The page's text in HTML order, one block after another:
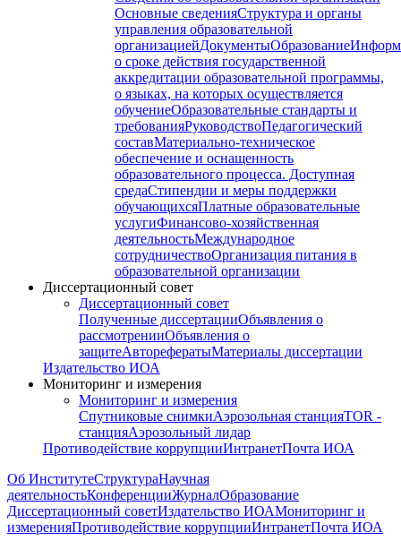
Основные сведенияСтруктура и органы
управления образовательной
организациейДокументыОбразование
о сроке действия государственной
аккредитации образовательной программы,
о языках, на которых осуществляется
обучениеОбразовательные стандарты и
требованияРуководствоПедагогический
составМатериально-техническое
обеспечение и оснащенность
образовательного процесса. Доступная
средаСтипендии и меры поддержки
обучающихсяПлатные образовательные
услугиФинансово-хозяйственная
деятельностьМеждународное
сотрудничествоОрганизация питания в
образовательной организации
Диссертационный совет
Диссертационный совет
Полученные диссертацииОбъявления о
рассмотренииОбъявления о
защитеАвторефератыМатериалы диссертации
Издательство ИОА
Мониторинг и измерения
Мониторинг и измерения
Спутниковые снимкиАэрозольная станцияTOR -
станцияАэрозольный лидар
Противодействие коррупцииИнтранетПочта ИОА
Об ИнститутеСтруктураНаучная
деятельностьКонференцииЖурналОбразование
Диссертационный советИздательство ИОАМониторинг и
измеренияПротиводействие коррупцииИнтранетПочта ИОА